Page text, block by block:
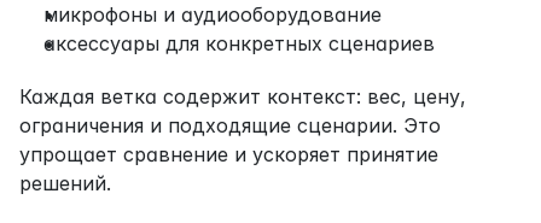
микрофоны и аудиооборудование
аксессуары для конкретных сценариев
Каждая ветка содержит контекст: вес, цену,
ограничения и подходящие сценарии. Это
упрощает сравнение и ускоряет принятие
решений.